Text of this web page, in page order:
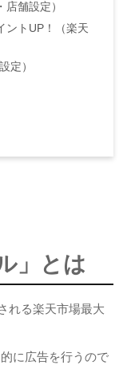
舗設定）
ントUP！（楽天
定）
」とは
れる楽天市場最大
に広告を行うので